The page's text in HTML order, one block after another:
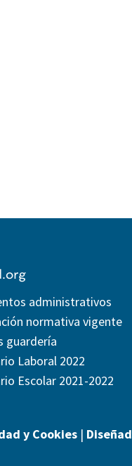
administrativos
normativa vigente
guardería
Laboral 2022
Escolar 2021-2022
y Cookies|